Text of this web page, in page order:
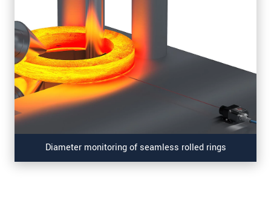
Diameter monitoring of seamless rolled rings